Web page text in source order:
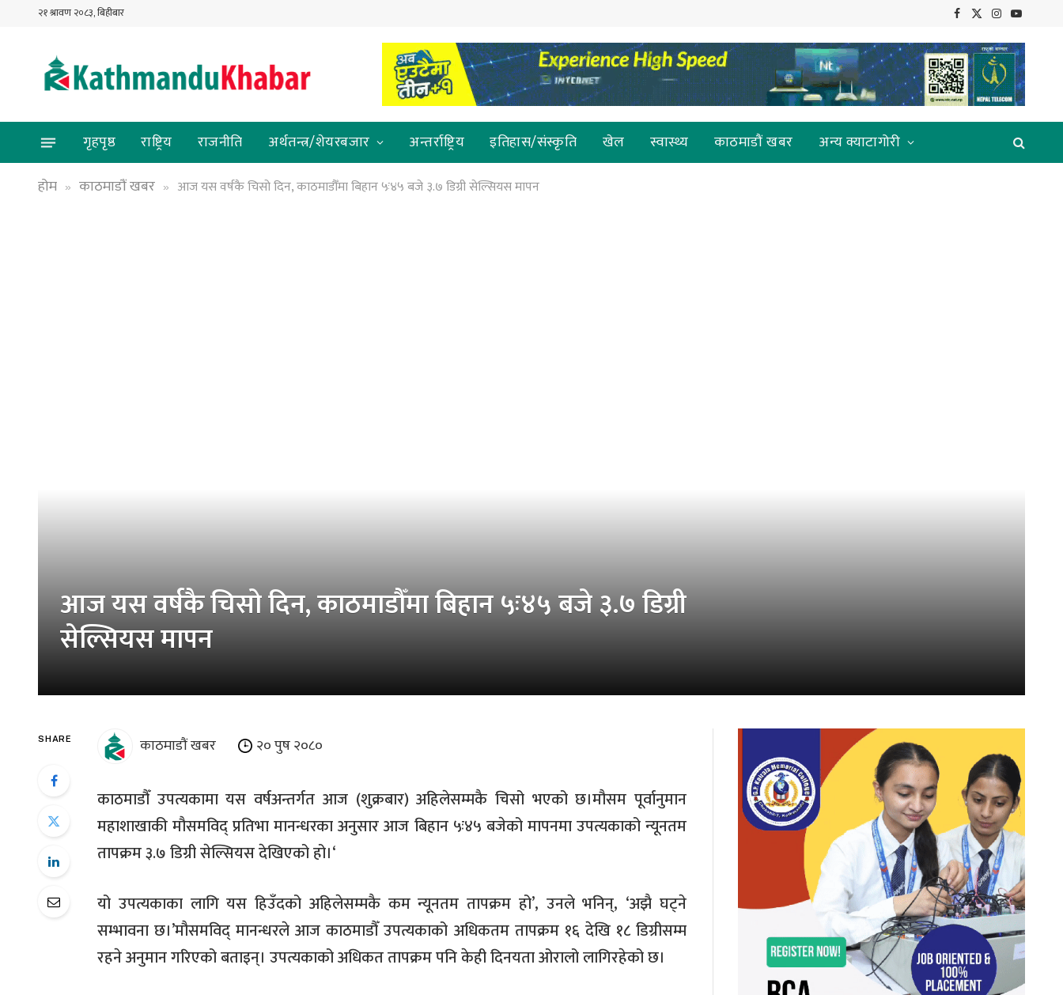
२१ श्रावण २०८३, बिहीबार Facebook
X
Instagram
YouTube
गृहपृष्ठ राष्ट्रिय राजनीति अर्थतन्त्र/शेयरबजार अन्तर्राष्ट्रिय इतिहास/संस्कृति खेल स्वास्थ्य काठमाडौं खबर
अन्य क्याटागोरी
होम
» काठमाडौं खबर » आज यस वर्षकै चिसो दिन, काठमाडौँमा बिहान ५ः४५ बजे ३.७ डिग्री सेल्सियस मापन
आज यस वर्षकै चिसो दिन, काठमाडौँमा बिहान ५ः४५ बजे ३.७ डिग्री
सेल्सियस मापन
SHARE काठमाडौं खबर २० पुष २०८०
काठमाडौँ उपत्यकामा यस वर्षअन्तर्गत आज (शुक्रबार) अहिलेसम्मकै चिसो भएको छ।मौसम पूर्वानुमान
महाशाखाकी मौसमविद् प्रतिभा मानन्धरका अनुसार आज बिहान ५ः४५ बजेको मापनमा उपत्यकाको न्यूनतम
तापक्रम ३.७ डिग्री सेल्सियस देखिएको हो।‘
यो उपत्यकाका लागि यस हिउँदको अहिलेसम्मकै कम न्यूनतम तापक्रम हो’, उनले भनिन्, ‘अझै घट्ने
सम्भावना छ।’मौसमविद् मानन्धरले आज काठमाडौँ उपत्यकाको अधिकतम तापक्रम १६ देखि १८ डिग्रीसम्म
रहने अनुमान गरिएको बताइन्। उपत्यकाको अधिकत तापक्रम पनि केही दिनयता ओरालो लागिरहेको छ।